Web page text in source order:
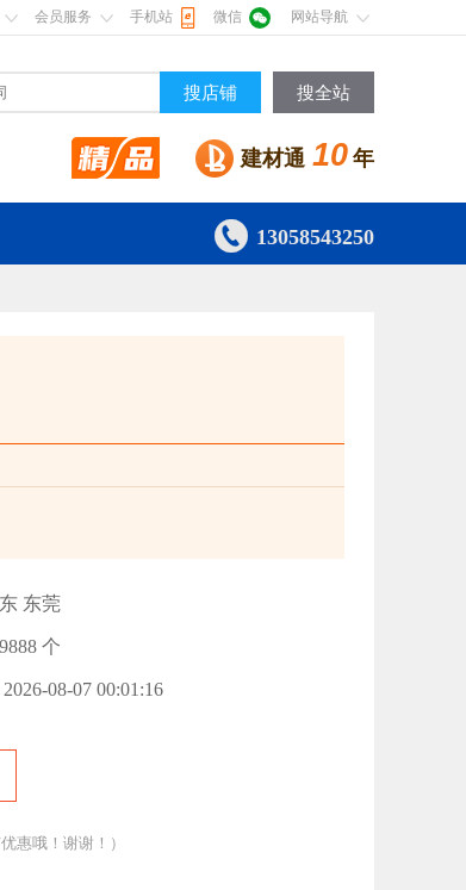
会员服务 手机站 微信 网站导航
搜店铺 搜全站
建材通 10 年
 13058543250
东莞
个
08-07 00:01:16
惠哦！谢谢！）